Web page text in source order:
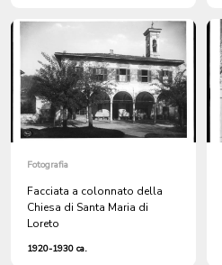
Fotografia
Facciata a colonnato della
Chiesa di Santa Maria di
Loreto
1920-1930 ca.